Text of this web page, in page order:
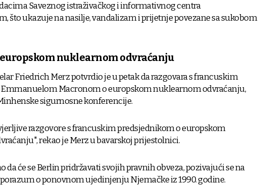
Saveznog istraživačkog i informativnog centra
što ukazuje na nasilje, vandalizam i prijetnje povezane sa sukobom
europskom nuklearnom odvraćanju
Friedrich Merz potvrdio je u petak da razgovara s francuskim
Macronom o europskom nuklearnom odvraćanju,
sigurnosne konferencije.
razgovore s francuskim predsjednikom o europskom
rekao je Merz u bavarskoj prijestolnici.
da će se Berlin pridržavati svojih pravnih obveza, pozivajući se na
o ponovnom ujedinjenju Njemačke iz 1990. godine.